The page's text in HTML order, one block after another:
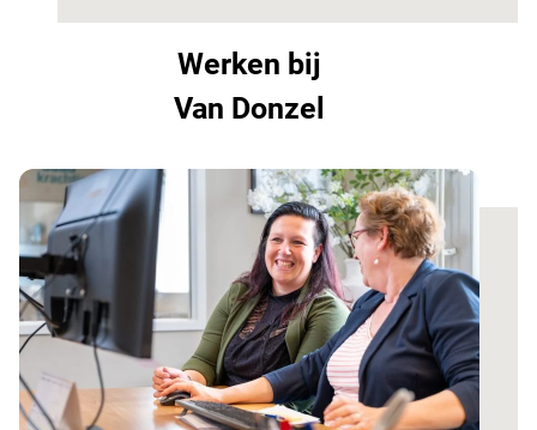
Werken bij
Van Donzel